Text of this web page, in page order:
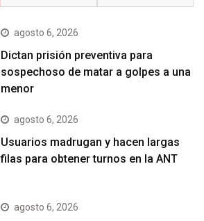
agosto 6, 2026
Dictan prisión preventiva para
sospechoso de matar a golpes a una
menor
agosto 6, 2026
Usuarios madrugan y hacen largas
filas para obtener turnos en la ANT
agosto 6, 2026